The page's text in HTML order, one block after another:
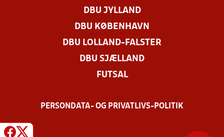
DBU JYLLAND
DBU KØBENHAVN
DBU LOLLAND-FALSTER
DBU SJÆLLAND
FUTSAL
PERSONDATA- OG PRIVATLIVS-POLITIK